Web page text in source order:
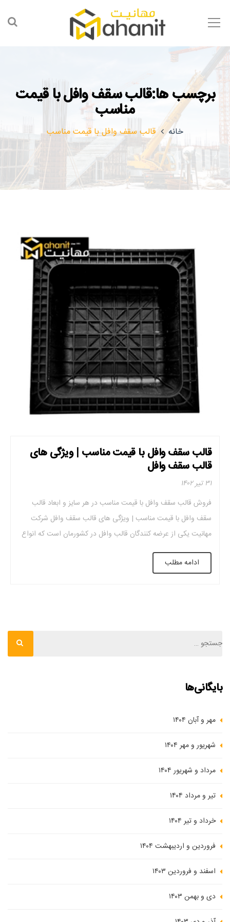
برچسب ها:قالب سقف وافل با قیمت
مناسب
خانه قالب سقف وافل با قیمت مناسب
قالب سقف وافل با قیمت مناسب | ویژگی های
قالب سقف وافل
۳۱ تیر ۱۴۰۲
فروش قالب سقف وافل با قیمت مناسب در هر سایز و ابعاد قالب
سقف وافل با قیمت مناسب | ویژگی های قالب سقف وافل شرکت
مهانیت یکی از عرضه کنندگان قالب وافل در کشورمان است که انواع
و اندازه های مختلف قالب وافل را در اختیار شما قرار می دهد. این
مجموعه مطمئن طیف گسترده […]
ادامه مطلب
بایگانی‌ها
مهر و آبان ۱۴۰۴
شهریور و مهر ۱۴۰۴
مرداد و شهریور ۱۴۰۴
تیر و مرداد ۱۴۰۴
خرداد و تیر ۱۴۰۴
فروردین و اردیبهشت ۱۴۰۴
اسفند و فروردین ۱۴۰۳
دی و بهمن ۱۴۰۳